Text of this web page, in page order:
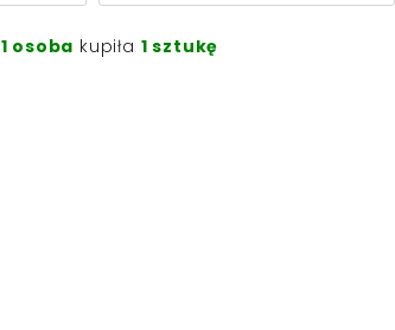
1 osoba kupiła 1 sztukę